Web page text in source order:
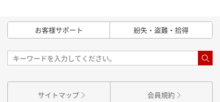
お客様サポート 紛失・盗難・拾得
サイトマップ 会員規約